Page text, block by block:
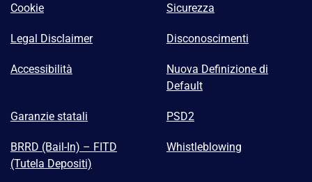
Cookie Sicurezza
Legal Disclaimer Disconoscimenti
Accessibilità
Nuova Definizione di
Default
Garanzie statali PSD2
BRRD (Bail-In) – FITD
(Tutela Depositi)
Whistleblowing